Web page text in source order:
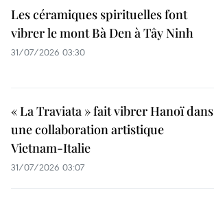
Les céramiques spirituelles font
vibrer le mont Bà Den à Tây Ninh
31/07/2026 03:30
« La Traviata » fait vibrer Hanoï dans
une collaboration artistique
Vietnam-Italie
31/07/2026 03:07